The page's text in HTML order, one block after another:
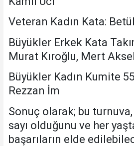
Veteran Kadın Kata:
Büyükler Erkek Kata
Murat Kıroğlu, Mert
Büyükler Kadın Kumite
Rezzan İm
Sonuç olarak; bu
sayı olduğunu ve her
başarıların elde